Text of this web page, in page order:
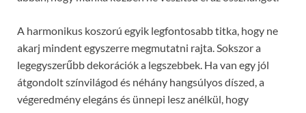
A harmonikus koszorú egyik legfontosabb titka, hogy ne
akarj mindent egyszerre megmutatni rajta. Sokszor a
legegyszerűbb dekorációk a legszebbek. Ha van egy jól
átgondolt színvilágod és néhány hangsúlyos díszed, a
végeredmény elegáns és ünnepi lesz anélkül, hogy